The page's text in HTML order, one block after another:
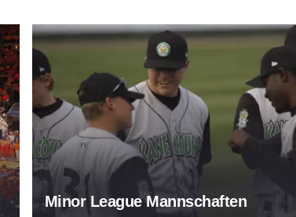
Minor League Mannschaften
Minor League Mannschaften